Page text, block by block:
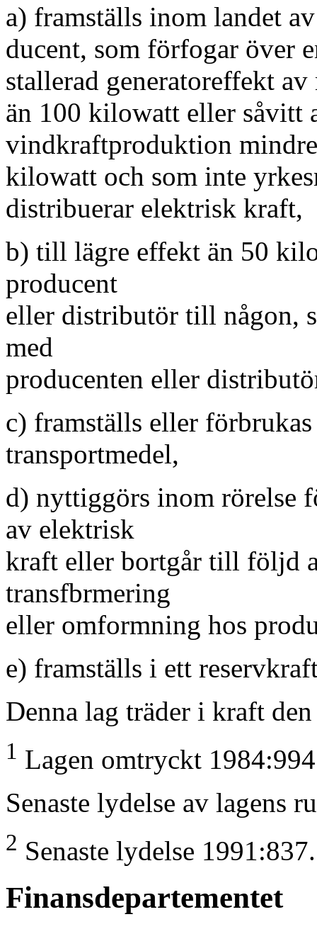
a) framställs inom landet
ducent, som förfogar över
stallerad generatoreffekt
än 100 kilowatt eller såvitt
vindkraftproduktion
kilowatt och som inte
distribuerar elektrisk kraft,
b) till lägre effekt än 50
producent
eller distributör till någon,
med
producenten eller
c) framställs eller
transportmedel,
d) nyttiggörs inom rörelse
av elektrisk
kraft eller bortgår till följd
transfbrmering
eller omformning hos
e) framställs i ett
Denna lag träder i kraft
1 Lagen omtryckt
Senaste lydelse av lagens
2 Senaste lydelse 1991:837.
Finansdepartementet